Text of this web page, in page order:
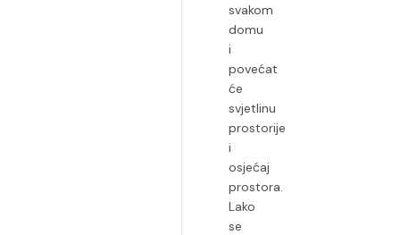
svakom
domu
i
povećat
će
svjetlinu
prostorije
i
osjećaj
prostora.
Lako
se